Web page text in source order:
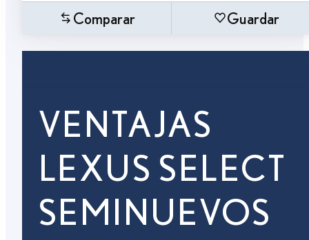
Comparar Guardar
VENTAJAS
LEXUS SELECT
SEMINUEVOS